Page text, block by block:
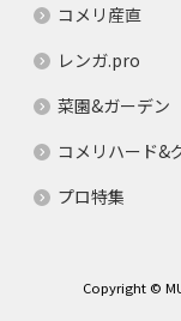
コメリ産直
レンガ.pro
菜園&ガーデン
コメリハード&
プロ特集
Copyright ©